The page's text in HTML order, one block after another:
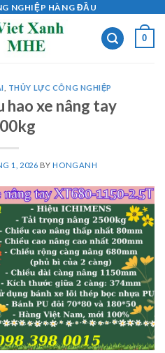
NGHIỆP HÀNG ĐẦU
0
THỦY LỰC CÔNG NGHIỆP
hao xe nâng tay
1, 2026 BYHONGANH